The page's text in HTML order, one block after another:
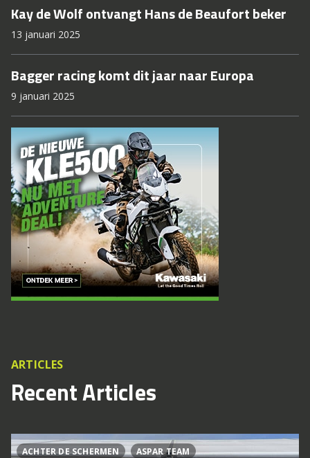
Kay de Wolf ontvangt Hans de Beaufort beker
13 januari 2025
Bagger racing komt dit jaar naar Europa
9 januari 2025
ARTICLES
Recent Articles
ACHTER DE SCHERMEN ASPAR TEAM